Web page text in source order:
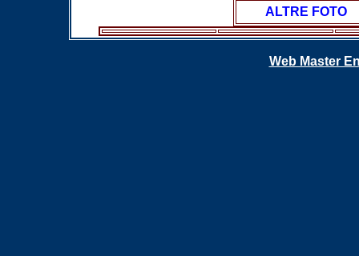
ALTRE FOTO
Web Master